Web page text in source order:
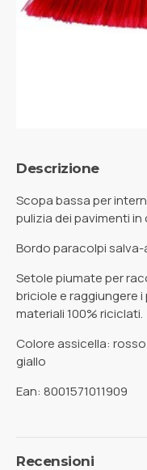
Descrizione
Scopa bassa per
pulizia dei pavimenti
Bordo paracolpi salva-
Setole piumate per
briciole e raggiungere
materiali 100% riciclati.
Colore assicella:
giallo
Ean: 8001571011909
Recensioni